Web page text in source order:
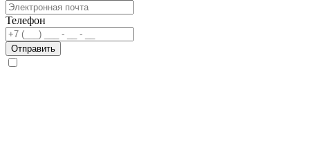
Телефон
Отправить